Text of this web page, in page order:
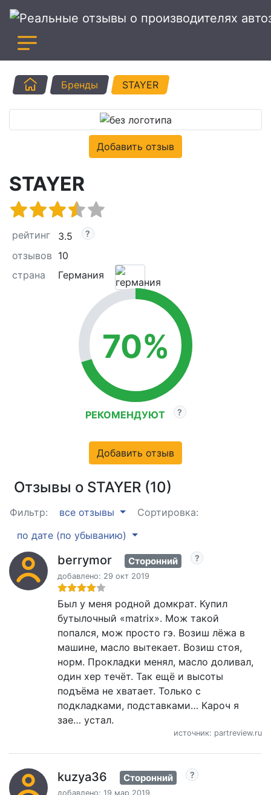
ГлавнаяБренды STAYER
Добавить отзыв
STAYER
рейтинг
3.5
отзывов 10
страна
Германия
70%
РЕКОМЕНДУЮТ
Добавить отзыв
Отзывы о STAYER (10)
Фильтр: все отзывы
Сортировка:
по дате (по убыванию)
berrymor Сторонний
добавлено: 29 окт 2019
Был у меня родной домкрат. Купил
бутылочный «matrix». Мож такой
попался, мож просто гэ. Возиш лёжа в
машине, масло вытекает. Возиш стоя,
норм. Прокладки менял, масло доливал,
один хер течёт. Так ещё и высоты
подъёма не хватает. Только с
подкладками, подставками… Кароч я
зае… устал.
источник: partreview.ru
kuzya36 Сторонний
добавлено: 19 мар 2019